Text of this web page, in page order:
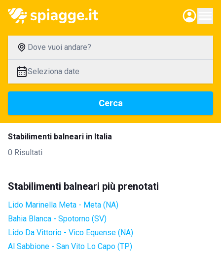
Dove vuoi andare?
Seleziona date
Cerca
Stabilimenti balneari in Italia
0 Risultati
Stabilimenti balneari più prenotati
Lido Marinella Meta - Meta (NA)
Bahia Blanca - Spotorno (SV)
Lido Da Vittorio - Vico Equense (NA)
Al Sabbione - San Vito Lo Capo (TP)